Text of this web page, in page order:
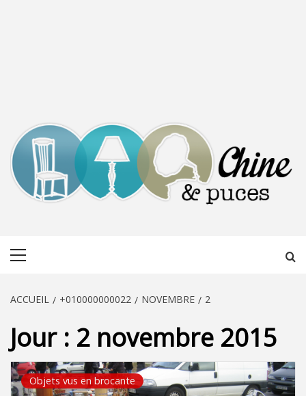
ACCUEIL +010000000022 NOVEMBRE 2
Jour : 2 novembre 2015
Objets vus en brocante